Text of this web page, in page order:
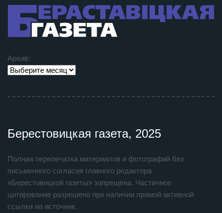
Архив:
Берестовицкая газета, 2025
Полная перепечатка материалов и фотографий без
письменного согласия главного редактора
«Берестовицкой газеты» запрещена. Частичное
цитирование разрешено при наличии прямой активной
ссылки на источник.